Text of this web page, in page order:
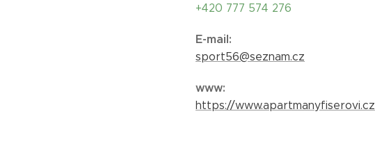
+420 777 574 276
E-mail:
sport56@seznam.cz
www:
https://www.apartmanyfiserovi.cz